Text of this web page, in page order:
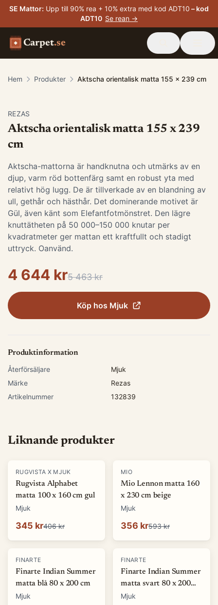
SE Mattor: Upp till 90% rea + 10% extra med kod ADT10 – kod
ADT10 Se rean →
Carpet.se
Hem Produkter Aktscha orientalisk matta 155 x 239 cm
REZAS
Aktscha orientalisk matta 155 x 239
cm
Aktscha-mattorna är handknutna och utmärks av en
djup, varm röd bottenfärg samt en robust yta med
relativt hög lugg. De är tillverkade av en blandning av
ull, gethår och hästhår. Det dominerande motivet är
Gül, även känt som Elefantfotmönstret. Den lägre
knuttätheten på 50 000–150 000 knutar per
kvadratmeter ger mattan ett kraftfullt och stadigt
uttryck. Oanvänd.
4 644 kr5 463 kr
Köp hos Mjuk
Produktinformation
Återförsäljare
Mjuk
Märke
Rezas
Artikelnummer
132839
Liknande produkter
-15%
RUGVISTA X MJUK
Rugvista Alphabet
matta 100 x 160 cm gul
Mjuk
345 kr406 kr
-40%
MIO
Mio Lennon matta 160
x 230 cm beige
Mjuk
356 kr593 kr
-50 %
FINARTE
Finarte Indian Summer
matta blå 80 x 200 cm
Mjuk
-50 %
FINARTE
Finarte Indian Summer
matta svart 80 x 200
cm
Mjuk